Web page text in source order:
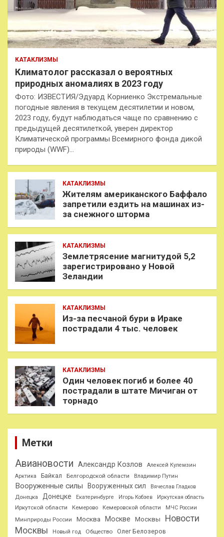
КАТАКЛИЗМЫ
Климатолог рассказал о вероятных
природных аномалиях в 2023 году
Фото: ИЗВЕСТИЯ/Эдуард Корниенко Экстремальные
погодные явления в текущем десятилетии и новом,
2023 году, будут наблюдаться чаще по сравнению с
предыдущей десятилеткой, уверен директор
Климатической программы Всемирного фонда дикой
природы (WWF)…
КАТАКЛИЗМЫ
Жителям американского Баффало
запретили ездить на машинах из-
за снежного шторма
КАТАКЛИЗМЫ
Землетрясение магнитудой 5,2
зарегистрировано у Новой
Зеландии
КАТАКЛИЗМЫ
Из-за песчаной бури в Ираке
пострадали 4 тыс. человек
КАТАКЛИЗМЫ
Один человек погиб и более 40
пострадали в штате Мичиган от
торнадо
Метки
Авиановости Александр Козлов
Алексей Кулемзин
Арктика
Байкал Белгородской области Владимир Путин
Вооруженные силы Вооруженных сил
Вячеслав Гладков
Донецка
Донецке Екатеринбурге Игорь Кобзев Иркутская область
Иркутской области Кемерово Кемеровской области
МЧС России
Минприроды России
Москва Москве Москвы
Новости
Москвы
Новый год Общество Олег Белозеров